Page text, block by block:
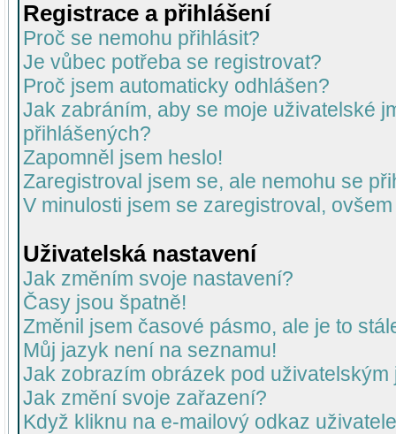
Registrace a přihlášení
Proč se nemohu přihlásit?
Je vůbec potřeba se registrovat?
Proč jsem automaticky odhlášen?
Jak zabráním, aby se moje uživatelské
přihlášených?
Zapomněl jsem heslo!
Zaregistroval jsem se, ale nemohu se
V minulosti jsem se zaregistroval,
Uživatelská nastavení
Jak změním svoje nastavení?
Časy jsou špatně!
Změnil jsem časové pásmo, ale je to
Můj jazyk není na seznamu!
Jak zobrazím obrázek pod uživatelským
Jak změní svoje zařazení?
Když kliknu na e-mailový odkaz